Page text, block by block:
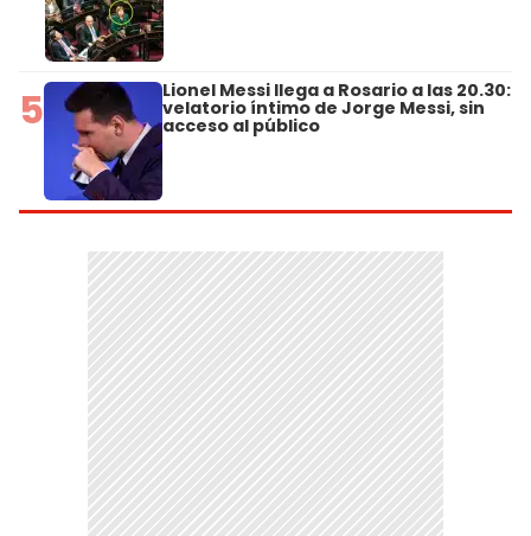
5 Lionel Messi llega a Rosario a las 20.30:
velatorio íntimo de Jorge Messi, sin
acceso al público